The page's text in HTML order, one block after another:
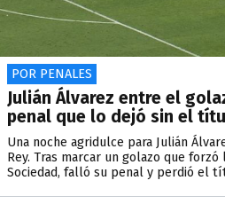
POR PENALES
Julián Álvarez entre el
penal que lo dejó sin el
Una noche agridulce para Julián
Rey. Tras marcar un golazo que
Sociedad, falló su penal y perdió el